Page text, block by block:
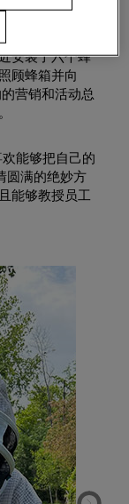
，并且这一热
安装了六个蜂
顾蜂箱并向
营销和活动总
能够把自己的
圆满的绝妙方
能够教授员工